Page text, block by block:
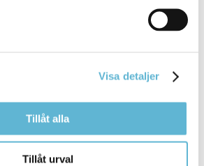
Visa detaljer
Tillåt alla
Tillåt urval